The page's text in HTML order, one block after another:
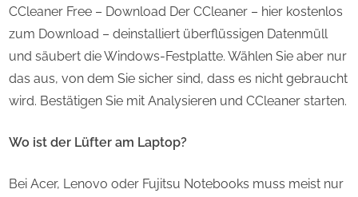
CCleaner Free – Download Der CCleaner – hier kostenlos
zum Download – deinstalliert überflüssigen Datenmüll
und säubert die Windows-Festplatte. Wählen Sie aber nur
das aus, von dem Sie sicher sind, dass es nicht gebraucht
wird. Bestätigen Sie mit Analysieren und CCleaner starten.
Wo ist der Lüfter am Laptop?
Bei Acer, Lenovo oder Fujitsu Notebooks muss meist nur